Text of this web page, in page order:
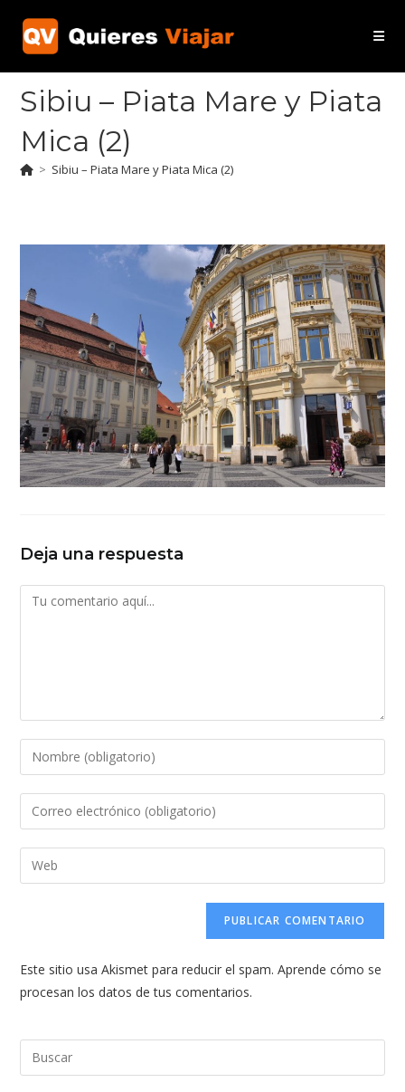
contenido
Sibiu – Piata Mare y Piata
Mica (2)
> Sibiu – Piata Mare y Piata Mica (2)
Deja una respuesta
Comentario
Introduce
tu
nombre
de
usuario
Introduce
tu
dirección
de
comentar
Introduce
la
web
(opcional)
Este sitio usa Akismet para reducir el spam.Aprende cómo se
procesan los datos de tus comentarios.